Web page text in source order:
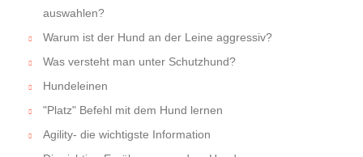
auswahlen?
Warum ist der Hund an der Leine aggressiv?
Was versteht man unter Schutzhund?
Hundeleinen
"Platz" Befehl mit dem Hund lernen
Agility- die wichtigste Information